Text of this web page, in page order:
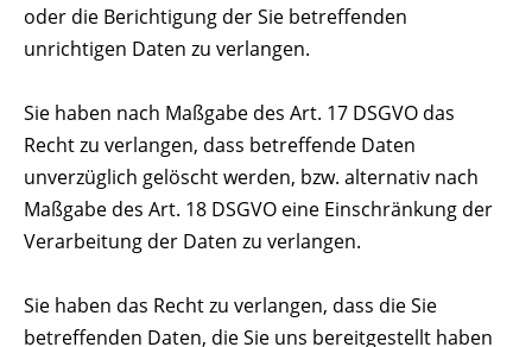
oder die Berichtigung der Sie betreffenden
unrichtigen Daten zu verlangen.
Sie haben nach Maßgabe des Art. 17 DSGVO das
Recht zu verlangen, dass betreffende Daten
unverzüglich gelöscht werden, bzw. alternativ nach
Maßgabe des Art. 18 DSGVO eine Einschränkung der
Verarbeitung der Daten zu verlangen.
Sie haben das Recht zu verlangen, dass die Sie
betreffenden Daten, die Sie uns bereitgestellt haben